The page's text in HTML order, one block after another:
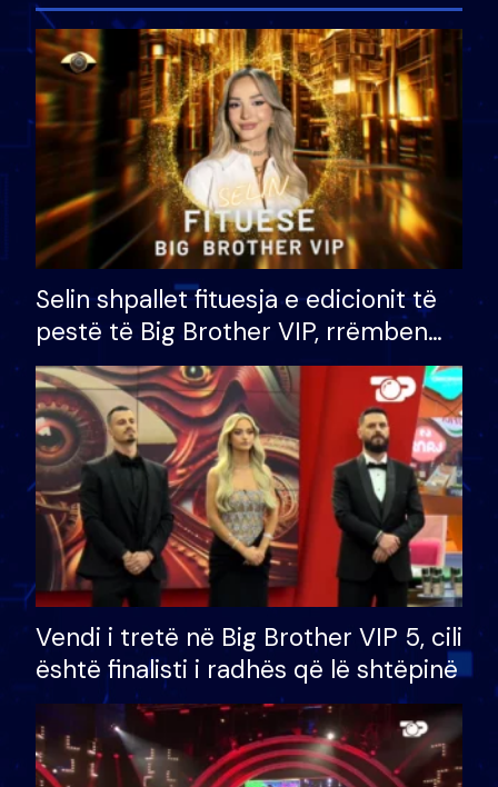
Selin shpallet fituesja e edicionit të
pestë të Big Brother VIP, rrëmben
çmimin e madh prej 100 mijë eurosh
Vendi i tretë në Big Brother VIP 5, cili
është finalisti i radhës që lë shtëpinë